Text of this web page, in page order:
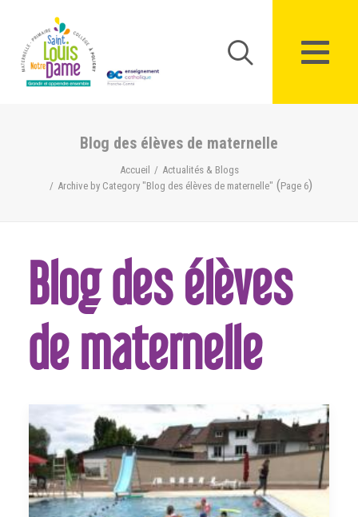
Blog des élèves de maternelle
Accueil
Actualités & Blogs
Archive by Category "Blog des élèves de maternelle" (Page 6)
Blog des élèves
de maternelle